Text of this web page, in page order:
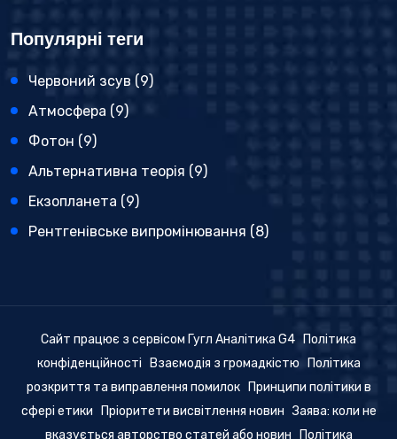
Популярні теги
Червоний зсув (9)
Атмосфера (9)
Фотон (9)
Альтернативна теорія (9)
Екзопланета (9)
Рентгенівське випромінювання (8)
Сайт працює з сервісом Гугл Аналітика G4
Політика
конфіденційності
Взаємодія з громадкістю
Політика
розкриття та виправлення помилок
Принципи політики в
сфері етики
Пріоритети висвітлення новин Заява: коли не
вказується авторство статей або новин
Політика